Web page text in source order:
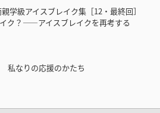
学級アイスブレイク集［12・最終回］
ク？――アイスブレイクを再考する
私なりの応援のかたち